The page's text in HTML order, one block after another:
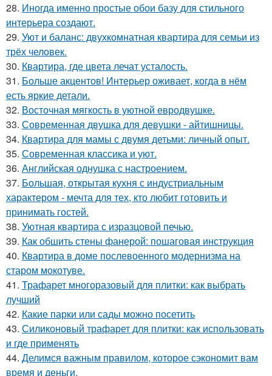
28. Иногда именно простые обои базу для стильного
интерьера создают.
29. Уют и баланс: двухкомнатная квартира для семьи из
трёх человек.
30. Квартира, где цвета лечат усталость.
31. Больше акцентов! Интерьер оживает, когда в нём
есть яркие детали.
32. Восточная мягкость в уютной евродвушке.
33. Современная двушка для девушки - айтишницы.
34. Квартира для мамы с двумя детьми: личный опыт.
35. Современная классика и уют.
36. Английская однушка с настроением.
37. Большая, открытая кухня с индустриальным
характером - мечта для тех, кто любит готовить и
принимать гостей.
38. Уютная квартира с изразцовой печью.
39. Как обшить стены фанерой: пошаговая инструкция
40. Квартира в доме послевоенного модернизма на
старом мокотуве.
41. Трафарет многоразовый для плитки: как выбрать
лучший
42. Какие парки или сады можно посетить
43. Силиконовый трафарет для плитки: как использовать
и где применять
44. Делимся важным правилом, которое сэкономит вам
время и деньги.